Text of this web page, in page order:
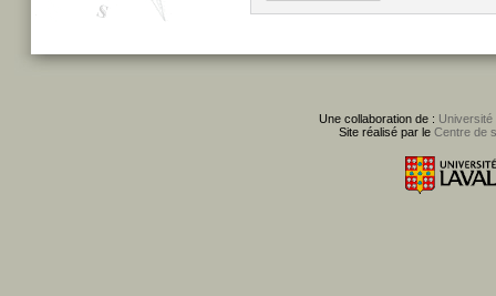
Une collaboration de : Université
Site réalisé par le Centre de